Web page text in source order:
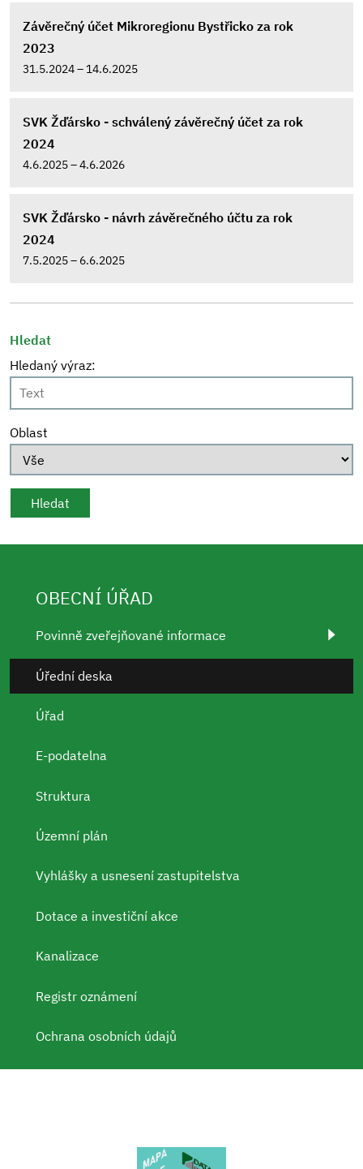
Závěrečný účet Mikroregionu Bystřicko za rok
2023
31.5.2024 – 14.6.2025
SVK Žďársko - schválený závěrečný účet za rok
2024
4.6.2025 – 4.6.2026
SVK Žďársko - návrh závěrečného účtu za rok
2024
7.5.2025 – 6.6.2025
Hledat
Hledaný výraz:
Oblast
OBECNÍ ÚŘAD
Povinně zveřejňované informace
Úřední deska
Úřad
E-podatelna
Struktura
Územní plán
Vyhlášky a usnesení zastupitelstva
Dotace a investiční akce
Kanalizace
Registr oznámení
Ochrana osobních údajů